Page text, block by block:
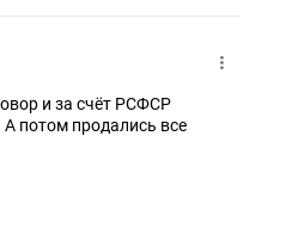
и за счёт РСФСР
потом продались все